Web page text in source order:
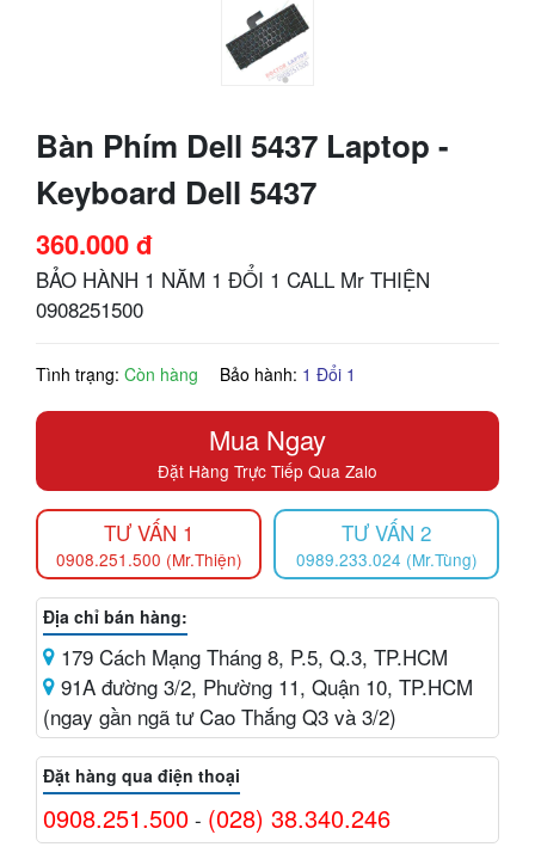
Bàn Phím Dell 5437 Laptop -
Keyboard Dell 5437
360.000 đ
BẢO HÀNH 1 NĂM 1 ĐỔI 1 CALL Mr THIỆN
0908251500
Tình trạng: Còn hàng Bảo hành: 1 Đổi 1
Mua Ngay
Đặt Hàng Trực Tiếp Qua Zalo
TƯ VẤN 1
0908.251.500 (Mr.Thiện)
TƯ VẤN 2
0989.233.024 (Mr.Tùng)
Địa chỉ bán hàng:
179 Cách Mạng Tháng 8, P.5, Q.3, TP.HCM
91A đường 3/2, Phường 11, Quận 10, TP.HCM
(ngay gần ngã tư Cao Thắng Q3 và 3/2)
Đặt hàng qua điện thoại
0908.251.500 - (028) 38.340.246